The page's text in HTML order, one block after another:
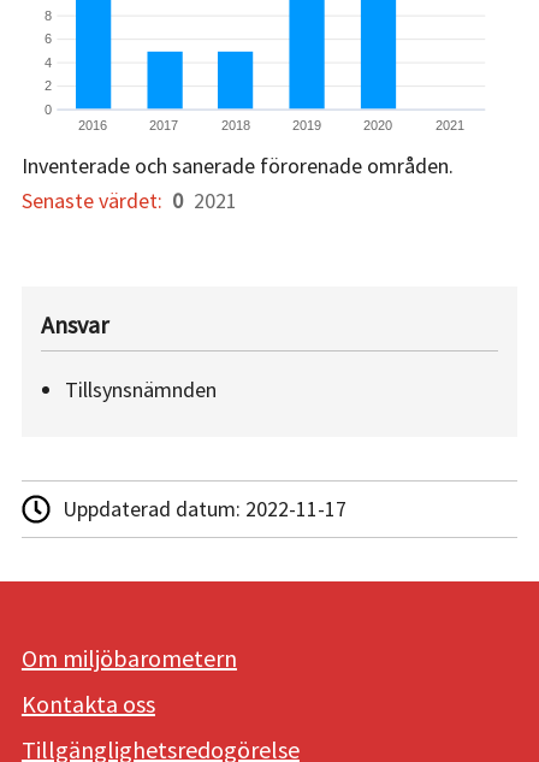
2016 2017 2018 2019 2020 2021
0
2
4
6
8
Inventerade och sanerade förorenade områden.
Senaste värdet: 0 2021
Ansvar
Tillsynsnämnden
Uppdaterad datum: 2022-11-17
Om miljöbarometern
Kontakta oss
Tillgänglighetsredogörelse